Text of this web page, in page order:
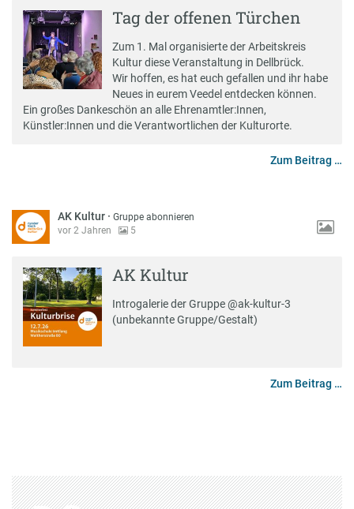
Tag der offenen Türchen
Zum 1. Mal organisierte der Arbeitskreis
Kultur diese Veranstaltung in Dellbrück.
Wir hoffen, es hat euch gefallen und ihr habe
Neues in eurem Veedel entdecken können.
Ein großes Dankeschön an alle Ehrenamtler:Innen,
Künstler:Innen und die Verantwortlichen der Kulturorte.
Zum Beitrag …
AK Kultur ·Gruppe abonnieren
vor 2 Jahren
5
AK Kultur
Introgalerie der Gruppe@ak-kultur-3
(unbekannte Gruppe/Gestalt)
Zum Beitrag …